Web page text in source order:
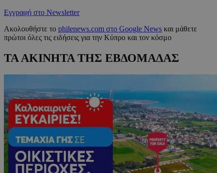
Εγγραφή στο Newsletter
Ακολουθήστε το philenews.com στο Google News και μάθετε
πρώτοι όλες τις ειδήσεις για την Κύπρο και τον κόσμο
ΤΑ ΑΚΙΝΗΤΑ ΤΗΣ ΕΒΔΟΜΑΔΑΣ